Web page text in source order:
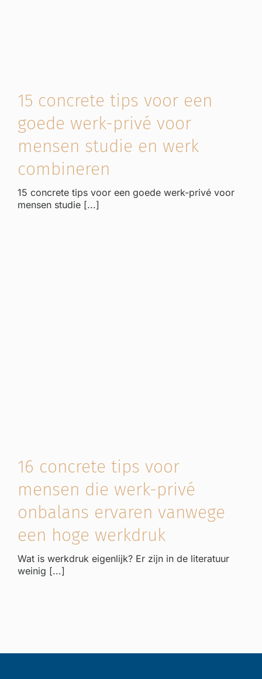
15 concrete tips voor een
goede werk-privé voor
mensen studie en werk
combineren
15 concrete tips voor een goede werk-privé voor
mensen studie [...]
16 concrete tips voor
mensen die werk-privé
onbalans ervaren vanwege
een hoge werkdruk
Wat is werkdruk eigenlijk? Er zijn in de literatuur
weinig [...]